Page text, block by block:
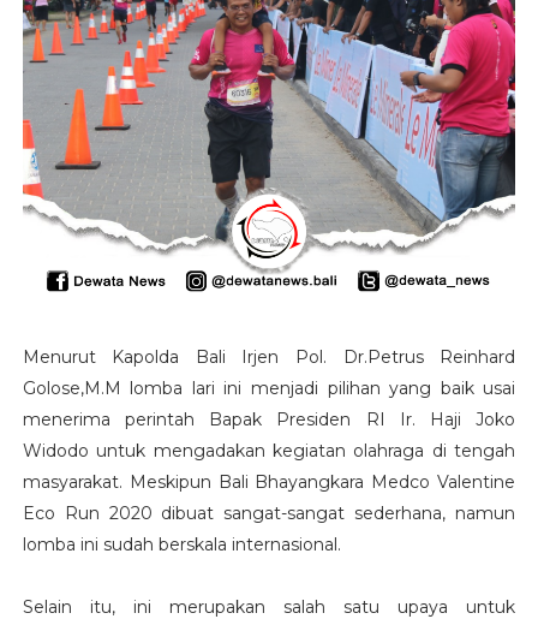
Menurut Kapolda Bali Irjen Pol. Dr.Petrus Reinhard
Golose,M.M lomba lari ini menjadi pilihan yang baik usai
menerima perintah Bapak Presiden RI Ir. Haji Joko
Widodo untuk mengadakan kegiatan olahraga di tengah
masyarakat. Meskipun Bali Bhayangkara Medco Valentine
Eco Run 2020 dibuat sangat-sangat sederhana, namun
lomba ini sudah berskala internasional.
Selain itu, ini merupakan salah satu upaya untuk